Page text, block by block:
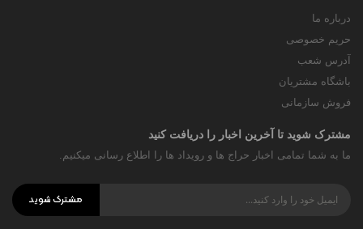
درباره ما
حریم خصوصی
آدرس شعب
باشگاه مشتریان
فروش سازمانی
مشترک شوید تا آخرین اخبار را دریافت کنید
ما به شما تمامی اخبار حراج ها و رویداد ها را اطلاع رسانی میکنیم.
مشترک شوید